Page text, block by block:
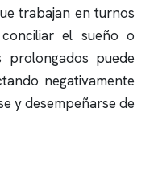
trabajan en turnos
el sueño o
prolongados puede
negativamente
y desempeñarse de